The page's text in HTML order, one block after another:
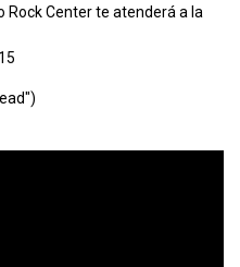
Rock Center te atenderá a la